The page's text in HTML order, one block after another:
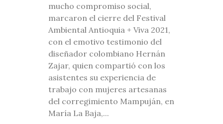
mucho compromiso social,
marcaron el cierre del Festival
Ambiental Antioquia + Viva 2021,
con el emotivo testimonio del
diseñador colombiano Hernán
Zajar, quien compartió con los
asistentes su experiencia de
trabajo con mujeres artesanas
del corregimiento Mampuján, en
María La Baja,...